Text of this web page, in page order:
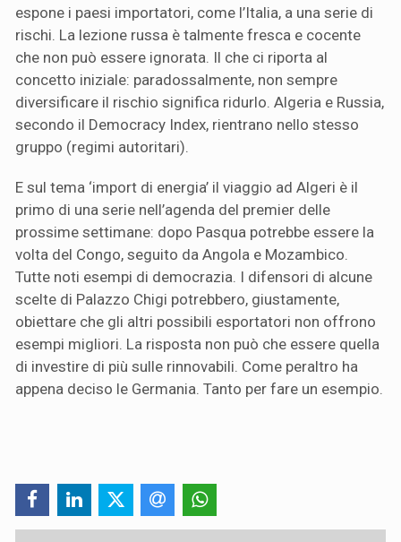
espone i paesi importatori, come l’Italia, a una serie di
rischi. La lezione russa è talmente fresca e cocente
che non può essere ignorata. Il che ci riporta al
concetto iniziale: paradossalmente, non sempre
diversificare il rischio significa ridurlo. Algeria e Russia,
secondo il Democracy Index, rientrano nello stesso
gruppo (regimi autoritari).
E sul tema ‘import di energia’ il viaggio ad Algeri è il
primo di una serie nell’agenda del premier delle
prossime settimane: dopo Pasqua potrebbe essere la
volta del Congo, seguito da Angola e Mozambico.
Tutte noti esempi di democrazia. I difensori di alcune
scelte di Palazzo Chigi potrebbero, giustamente,
obiettare che gli altri possibili esportatori non offrono
esempi migliori. La risposta non può che essere quella
di investire di più sulle rinnovabili. Come peraltro ha
appena deciso le Germania. Tanto per fare un esempio.